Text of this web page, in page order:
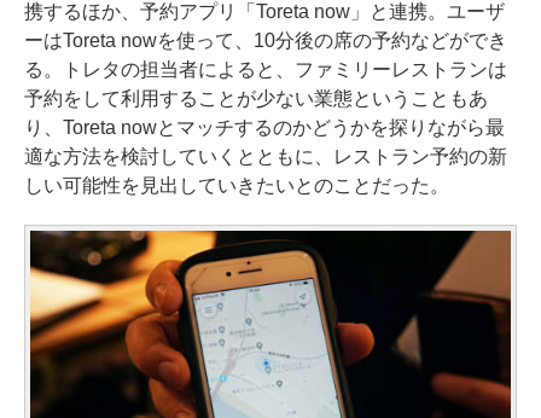
携するほか、予約アプリ「Toreta now」と連携。ユーザ
ーはToreta nowを使って、10分後の席の予約などができ
る。トレタの担当者によると、ファミリーレストランは
予約をして利用することが少ない業態ということもあ
り、Toreta nowとマッチするのかどうかを探りながら最
適な方法を検討していくとともに、レストラン予約の新
しい可能性を見出していきたいとのことだった。